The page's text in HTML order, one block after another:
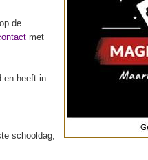
de
met
en heeft in
schooldag,